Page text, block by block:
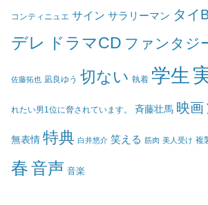
コンティニュエ サイン サラリーマン タイ
デレ
ドラマCD ファンタジ
佐藤拓也 凪良ゆう 切ない 執着 学生
れたい男1位に脅されています。 斉藤壮馬 映画
無表情 特典 白井悠介 笑える 筋肉 美人受け 複
春音声 音楽